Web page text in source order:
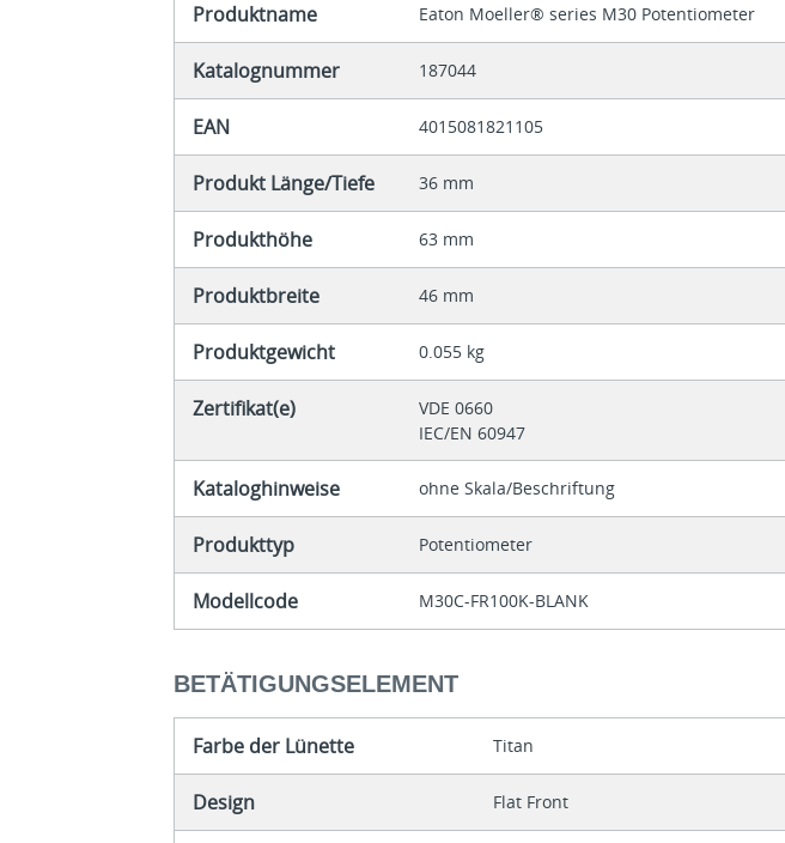
Produktname Eaton Moeller® series M30 Potentiometer
Katalognummer 187044
EAN 4015081821105
Produkt Länge/Tiefe 36 mm
Produkthöhe 63 mm
Produktbreite 46 mm
Produktgewicht 0.055 kg
Zertifikat(e)
VDE 0660
IEC/EN 60947
Kataloghinweise ohne Skala/Beschriftung
Produkttyp Potentiometer
Modellcode M30C-FR100K-BLANK
BETÄTIGUNGSELEMENT
Farbe der Lünette Titan
Design Flat Front